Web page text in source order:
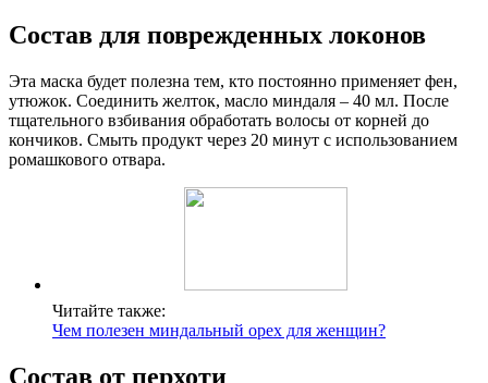
Состав для поврежденных локонов
Эта маска будет полезна тем, кто постоянно применяет фен,
утюжок. Соединить желток, масло миндаля – 40 мл. После
тщательного взбивания обработать волосы от корней до
кончиков. Смыть продукт через 20 минут с использованием
ромашкового отвара.
Читайте также:
Чем полезен миндальный орех для женщин?
Состав от перхоти